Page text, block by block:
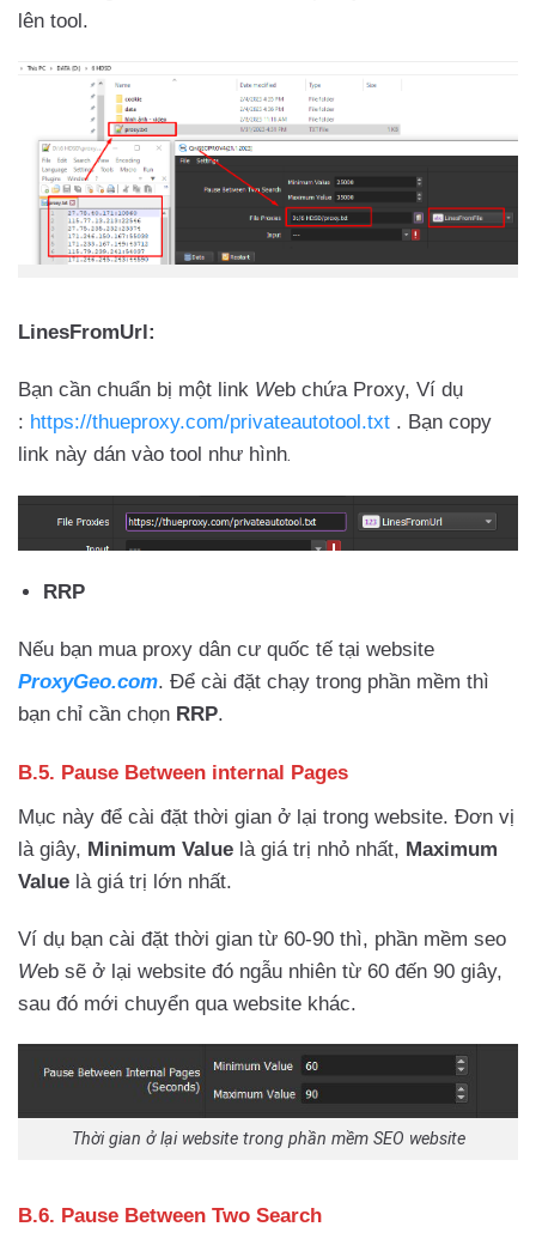
lên tool.
LinesFromUrl:
Bạn cần chuẩn bị một link Web chứa Proxy, Ví dụ
: https://thueproxy.com/privateautotool.txt . Bạn copy
link này dán vào tool như hình.
RRP
Nếu bạn mua proxy dân cư quốc tế tại website
ProxyGeo.com. Để cài đặt chạy trong phần mềm thì
bạn chỉ cần chọn RRP.
B.5. Pause Between internal Pages
Mục này để cài đặt thời gian ở lại trong website. Đơn vị
là giây, Minimum Value là giá trị nhỏ nhất, Maximum
Value là giá trị lớn nhất.
Ví dụ bạn cài đặt thời gian từ 60-90 thì, phần mềm seo
Web sẽ ở lại website đó ngẫu nhiên từ 60 đến 90 giây,
sau đó mới chuyển qua website khác.
Thời gian ở lại website trong phần mềm SEO website
B.6. Pause Between Two Search